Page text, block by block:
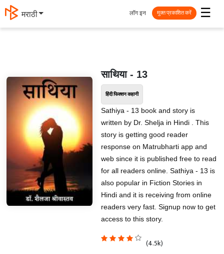
मराठी ☰
लॉग इन मुक्त प्रकाशित करें
साथिया - 13
हिंदी फिक्शन कहानी
Sathiya - 13 book and story is
written by Dr. Shelja in Hindi . This
story is getting good reader
response on Matrubharti app and
web since it is published free to read
for all readers online. Sathiya - 13 is
also popular in Fiction Stories in
Hindi and it is receiving from online
readers very fast. Signup now to get
access to this story.
(4.5k)